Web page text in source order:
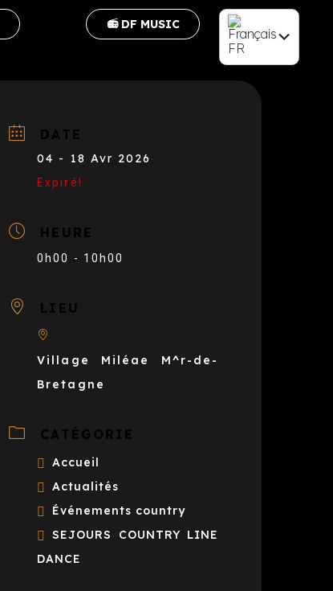
📻 DF MUSIC
FR
EN
DATE
04 - 18 Avr 2026
Expiré!
HEURE
0h00 - 10h00
LIEU
Village Miléae M^r-de-
Bretagne
CATÉGORIE
Accueil
Actualités
Événements country
SEJOURS COUNTRY LINE
DANCE